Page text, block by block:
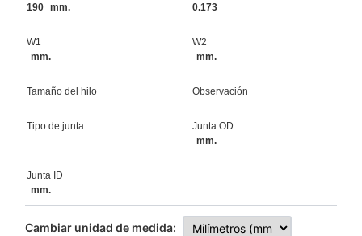
190 mm.
0.173
W1
mm.
W2
mm.
Tamaño del hilo Observación
Tipo de junta
Junta OD
mm.
Junta ID
mm.
Cambiar unidad de medida: